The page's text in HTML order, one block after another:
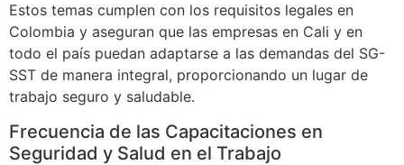
Estos temas cumplen con los requisitos legales en
Colombia y aseguran que las empresas en Cali y en
todo el país puedan adaptarse a las demandas del SG-
SST de manera integral, proporcionando un lugar de
trabajo seguro y saludable.
Frecuencia de las Capacitaciones en
Seguridad y Salud en el Trabajo